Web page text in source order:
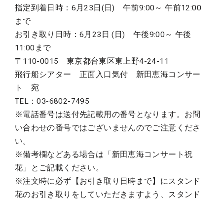
指定到着日時：6月23日(日) 午前9:00～ 午前12:00
まで
お引き取り日時：6月23日 (日) 午後9:00～ 午後
11:00まで
〒110-0015 東京都台東区東上野4-24-11
飛行船シアター 正面入口気付 新田恵海コンサー
ト 宛
TEL：03-6802-7495
※電話番号は送付先記載用の番号となります。お問
い合わせの番号ではございませんのでご注意くださ
い。
※備考欄などある場合は「新田恵海コンサート祝
花」とご記載ください。
※注文時に必ず【お引き取り日時まで】にスタンド
花のお引き取りをしていただきますよう、スタンド